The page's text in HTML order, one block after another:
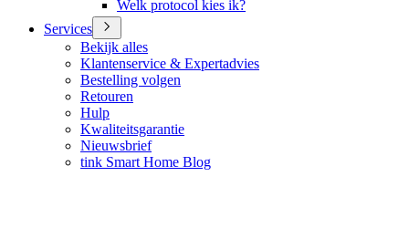
Welk protocol kies ik?
Services
Bekijk alles
Klantenservice & Expertadvies
Bestelling volgen
Retouren
Hulp
Kwaliteitsgarantie
Nieuwsbrief
tink Smart Home Blog